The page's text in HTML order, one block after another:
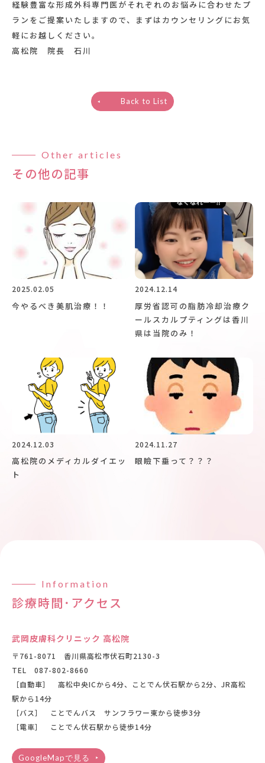
経験豊富な形成外科専門医がそれぞれのお悩みに合わせたプ
ランをご提案いたしますので、まずはカウンセリングにお気
軽にお越しください。
高松院 院長 石川
Back to List
Other articles
その他の記事
2025.02.05
今やるべき美肌治療！！
2024.12.14
厚労省認可の脂肪冷却治療ク
ールスカルプティングは香川
県は当院のみ！
2024.12.03
高松院のメディカルダイエッ
ト
2024.11.27
眼瞼下垂って？？？
Information
診療時間･アクセス
武岡皮膚科クリニック 高松院
〒761-8071 香川県高松市伏石町2130-3
TEL 087-802-8660
［自動車］ 高松中央ICから4分、ことでん伏石駅から2分、JR高松
駅から14分
［バス］ ことでんバス サンフラワー東から徒歩3分
［電車］ ことでん伏石駅から徒歩14分
GoogleMapで見る